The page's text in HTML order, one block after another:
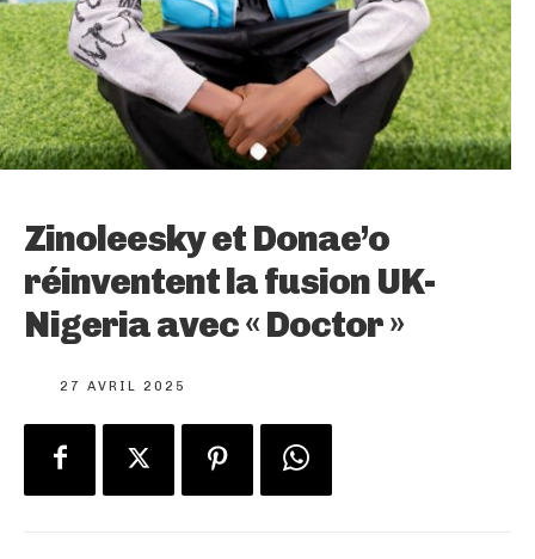
Zinoleesky et Donae’o
réinventent la fusion UK-
Nigeria avec « Doctor »
27 AVRIL 2025